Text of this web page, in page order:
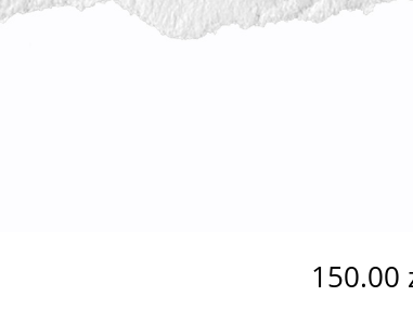
150.00